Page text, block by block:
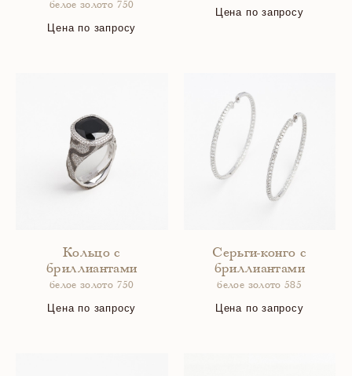
белое золото 750
Цена по запросу
Цена по запросу
Кольцо с
бриллиантами
белое золото 750
Цена по запросу
Серьги-конго с
бриллиантами
белое золото 585
Цена по запросу